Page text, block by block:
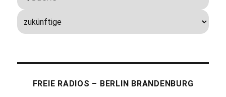
FREIE RADIOS – BERLIN BRANDENBURG